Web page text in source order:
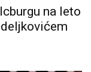
na leto